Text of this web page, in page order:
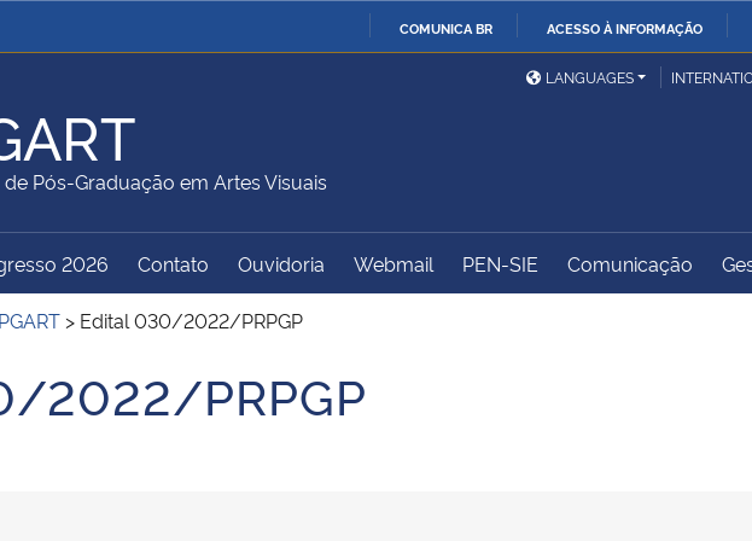
COMUNICA BR ACESSO À INFORMAÇÃO
Ministério da Justiça e
Ministério da Defesa
Ministério das Relações
Exteriores
Ministério da Educação
Ministério do Turismo
Ministério do
Desenvolvimento Regional
Controladoria-Geral da
Gabinete de Segurança
Advocacia-Geral da União
LANGUAGES
Pós-Graduação em Artes Visuais
do Sítio2026 Contato Ouvidoria Webmail PEN-SIE Comunicação
> Edital 030/2022/PRPGP
2022/PRPGP